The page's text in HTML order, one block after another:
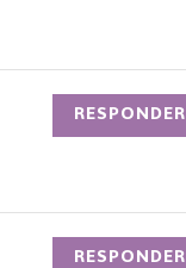
RESPONDER
RESPONDER